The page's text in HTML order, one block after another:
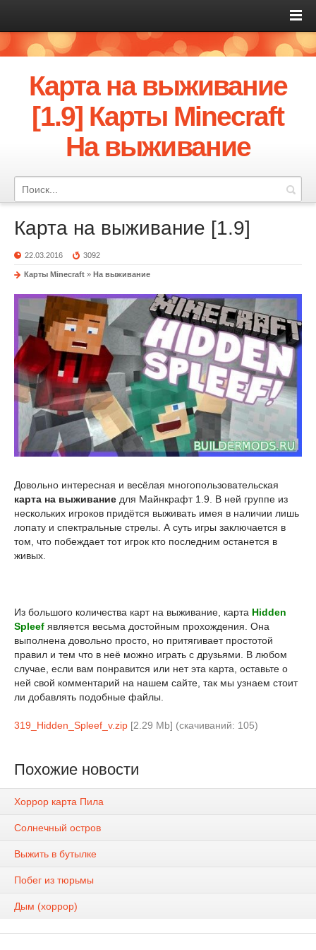
Карта на выживание
[1.9] Карты Minecraft
На выживание
Карта на выживание [1.9]
22.03.2016 3092
Карты Minecraft » На выживание
Довольно интересная и весёлая многопользовательская
карта на выживание для Майнкрафт 1.9. В ней группе из
нескольких игроков придётся выживать имея в наличии лишь
лопату и спектральные стрелы. А суть игры заключается в
том, что побеждает тот игрок кто последним останется в
живых.
Из большого количества карт на выживание, карта Hidden
Spleef является весьма достойным прохождения. Она
выполнена довольно просто, но притягивает простотой
правил и тем что в неё можно играть с друзьями. В любом
случае, если вам понравится или нет эта карта, оставьте о
ней свой комментарий на нашем сайте, так мы узнаем стоит
ли добавлять подобные файлы.
319_Hidden_Spleef_v.zip [2.29 Mb] (cкачиваний: 105)
Похожие новости
Хоррор карта Пила
Солнечный остров
Выжить в бутылке
Побег из тюрьмы
Дым (хоррор)